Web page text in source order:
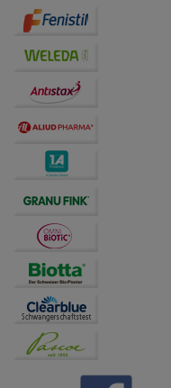
Besuchers oder
Verhaltensweisen
anzupassen.
auch auf Ihre
anzuzeigen und
betreiben.
Statistik & Tracking:
Informationen über
unserer Website
Website weiter für
auf unserer Website
Drittseiten möglichst
Bitte beachten Sie,
Dritte wie z.B.
übertragen werden.